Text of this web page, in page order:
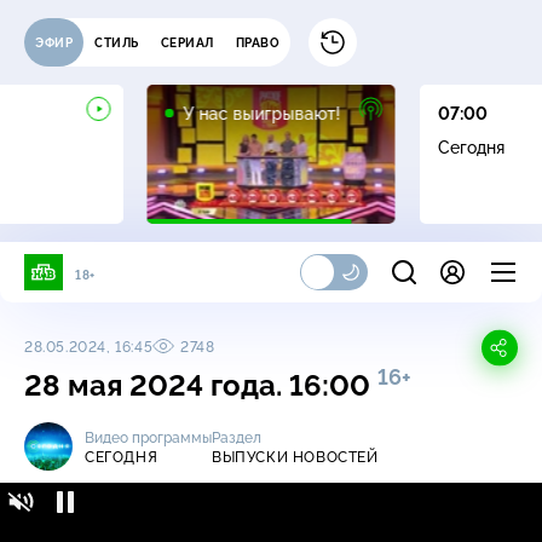
ЭФИР СТИЛЬ СЕРИАЛ ПРАВО
У нас выигрывают!
12+
07:00
Сегодня
18+
28.05.2024, 16:45 2748
28 мая 2024 года. 16:00 16+
Видео программы
СЕГОДНЯ
Раздел
ВЫПУСКИ НОВОСТЕЙ